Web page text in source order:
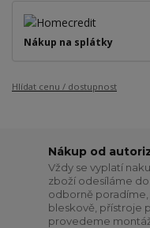
Nákup na splátky
Hlídat cenu / dostupnost
Nákup od
Vždy se vyplatí
zboží odesíláme
odborně
bleskově, přístroje
provedeme